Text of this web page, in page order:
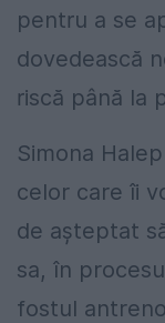
pentru a se
dovedească
riscă până la
Simona
celor care îi
de așteptat
sa, în
fostul